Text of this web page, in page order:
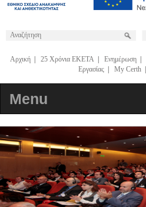
Αρχική| 25 Χρόνια ΕΚΕΤΑ| Ενημέρωση|
Εργασίας
My Certh
Menu